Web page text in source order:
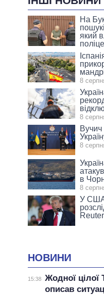
На
який
8
8
Вучич
8
в
8
У США
НОВИНИ
15:38 Жодної
описав